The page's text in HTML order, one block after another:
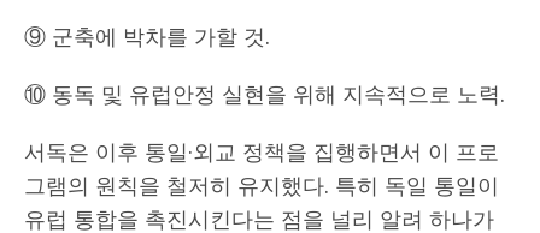
⑨ 군축에 박차를 가할 것.
⑩ 동독 및 유럽안정 실현을 위해 지속적으로 노력.
서독은 이후 통일·외교 정책을 집행하면서 이 프로
그램의 원칙을 철저히 유지했다. 특히 독일 통일이
유럽 통합을 촉진시킨다는 점을 널리 알려 하나가